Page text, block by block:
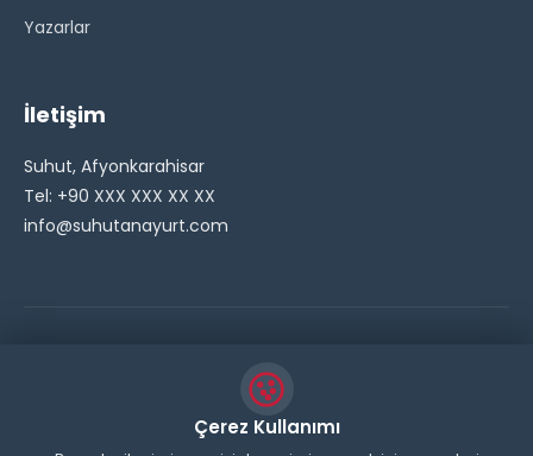
Yazarlar
İletişim
Suhut, Afyonkarahisar
Tel: +90 XXX XXX XX XX
info@suhutanayurt.com
Çerez Kullanımı
// Side Widget Resim Fix (Dosya önbelleğini aşmak için